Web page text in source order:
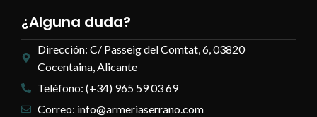
¿Alguna duda?
Dirección: C/ Passeig del Comtat, 6, 03820
Cocentaina, Alicante
Teléfono: (+34) 965 59 03 69
Correo: info@armeriaserrano.com